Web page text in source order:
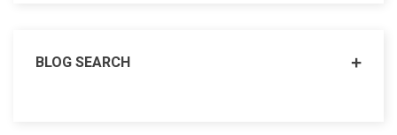
BLOG SEARCH